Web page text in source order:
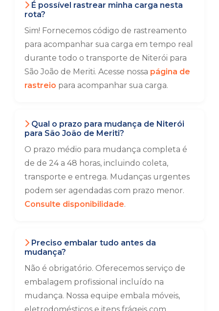
É possível rastrear minha carga nesta
rota?
Sim! Fornecemos código de rastreamento
para acompanhar sua carga em tempo real
durante todo o transporte de Niterói para
São João de Meriti. Acesse nossa página de
rastreio para acompanhar sua carga.
Qual o prazo para mudança de Niterói
para São João de Meriti?
O prazo médio para mudança completa é
de de 24 a 48 horas, incluindo coleta,
transporte e entrega. Mudanças urgentes
podem ser agendadas com prazo menor.
Consulte disponibilidade.
Preciso embalar tudo antes da
mudança?
Não é obrigatório. Oferecemos serviço de
embalagem profissional incluído na
mudança. Nossa equipe embala móveis,